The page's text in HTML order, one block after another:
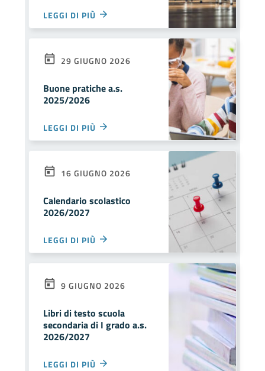
LEGGI DI PIÙ
29 GIUGNO 2026
Buone pratiche a.s.
2025/2026
LEGGI DI PIÙ
16 GIUGNO 2026
Calendario scolastico
2026/2027
LEGGI DI PIÙ
9 GIUGNO 2026
Libri di testo scuola
secondaria di I grado a.s.
2026/2027
LEGGI DI PIÙ